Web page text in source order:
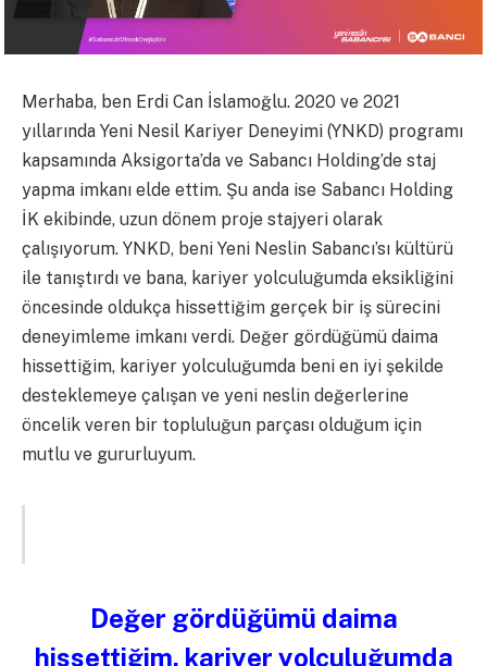
Merhaba, ben Erdi Can İslamoğlu. 2020 ve 2021
yıllarında Yeni Nesil Kariyer Deneyimi (YNKD) programı
kapsamında Aksigorta’da ve Sabancı Holding’de staj
yapma imkanı elde ettim. Şu anda ise Sabancı Holding
İK ekibinde, uzun dönem proje stajyeri olarak
çalışıyorum. YNKD, beni Yeni Neslin Sabancı’sı kültürü
ile tanıştırdı ve bana, kariyer yolculuğumda eksikliğini
öncesinde oldukça hissettiğim gerçek bir iş sürecini
deneyimleme imkanı verdi. Değer gördüğümü daima
hissettiğim, kariyer yolculuğumda beni en iyi şekilde
desteklemeye çalışan ve yeni neslin değerlerine
öncelik veren bir topluluğun parçası olduğum için
mutlu ve gururluyum.
Değer gördüğümü daima
hissettiğim, kariyer yolculuğumda